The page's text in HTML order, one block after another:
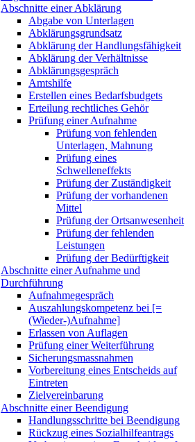
Abschnitte einer Abklärung
Abgabe von Unterlagen
Abklärungsgrundsatz
Abklärung der Handlungsfähigkeit
Abklärung der Verhältnisse
Abklärungsgespräch
Amtshilfe
Erstellen eines Bedarfsbudgets
Erteilung rechtliches Gehör
Prüfung einer Aufnahme
Prüfung von fehlenden
Unterlagen, Mahnung
Prüfung eines
Schwelleneffekts
Prüfung der Zuständigkeit
Prüfung der vorhandenen
Mittel
Prüfung der Ortsanwesenheit
Prüfung der fehlenden
Leistungen
Prüfung der Bedürftigkeit
Abschnitte einer Aufnahme und
Durchführung
Aufnahmegespräch
Auszahlungskompetenz bei [=
(Wieder-)Aufnahme]
Erlassen von Auflagen
Prüfung einer Weiterführung
Sicherungsmassnahmen
Vorbereitung eines Entscheids auf
Eintreten
Zielvereinbarung
Abschnitte einer Beendigung
Handlungsschritte bei Beendigung
Rückzug eines Sozialhilfeantrags